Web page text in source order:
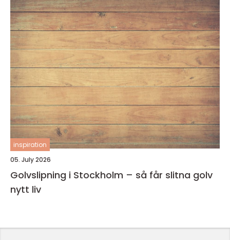
inspiration
05. July 2026
Golvslipning i Stockholm – så får slitna golv
nytt liv